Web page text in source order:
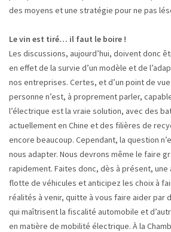
des moyens et une stratégie pour ne pas
Le vin est tiré… il faut le boire !
Les discussions, aujourd’hui, doivent donc
en effet de la survie d’un modèle et de
nos entreprises. Certes, et d’un point de
personne n’est, à proprement parler,
l’électrique est la vraie solution, avec des
actuellement en Chine et des filières de
encore beaucoup. Cependant, la question
nous adapter. Nous devrons même le faire
rapidement. Faites donc, dès à présent,
flotte de véhicules et anticipez les choix à
réalités à venir, quitte à vous faire aider par
qui maîtrisent la fiscalité automobile et
en matière de mobilité électrique. À la